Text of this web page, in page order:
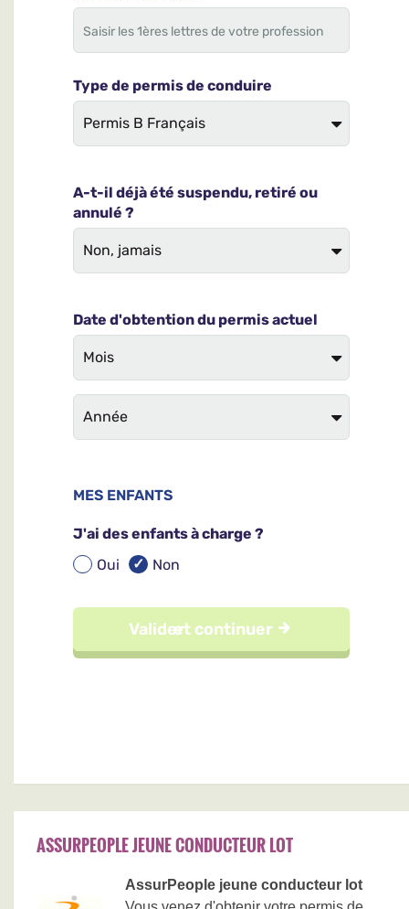
ASSURPEOPLE JEUNE CONDUCTEUR LOT
AssurPeople jeune conducteur lot